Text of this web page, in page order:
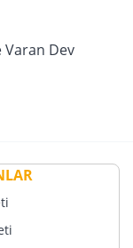
Varan Dev